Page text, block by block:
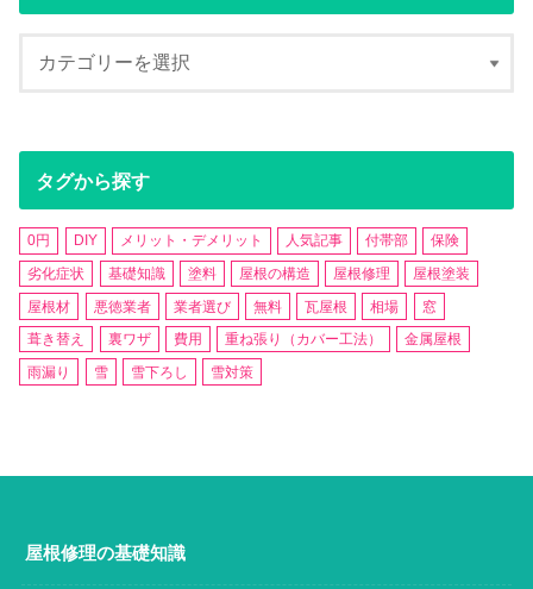
タグから探す
0円 DIY メリット・デメリット 人気記事 付帯部
保険
劣化症状
基礎知識 塗料 屋根の構造 屋根修理
屋根塗装
屋根材
悪徳業者 業者選び 無料 瓦屋根 相場
窓
葺き替え
裏ワザ 費用 重ね張り（カバー工法）
金属屋根
雨漏り
雪 雪下ろし 雪対策
屋根修理の基礎知識